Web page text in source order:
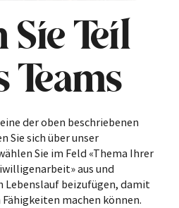
Sie Teil
Teams
der oben beschriebenen
Sie sich über unser
Sie im Feld «Thema Ihrer
aus und
Lebenslauf beizufügen, damit
machen können.